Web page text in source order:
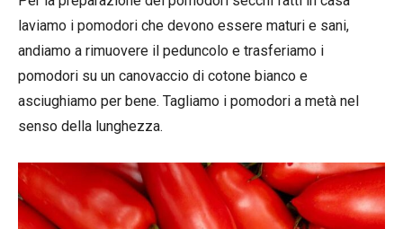
laviamo i pomodori che devono essere maturi e sani,
andiamo a rimuovere il peduncolo e trasferiamo i
pomodori su un canovaccio di cotone bianco e
asciughiamo per bene. Tagliamo i pomodori a metà nel
senso della lunghezza.